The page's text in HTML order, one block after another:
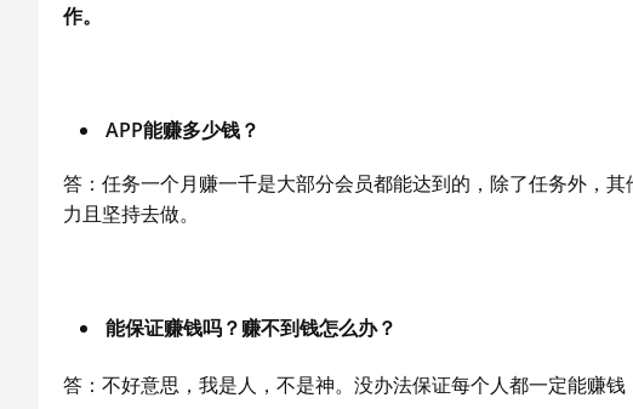
作。
APP能赚多少钱？
答：任务一个月赚一千是大部分会员都能达到的，除了任务外，
力且坚持去做。
能保证赚钱吗？赚不到钱怎么办？
答：不好意思，我是人，不是神。没办法保证每个人都一定能赚